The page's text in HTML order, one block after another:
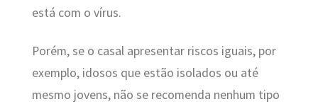
está com o vírus.
Porém, se o casal apresentar riscos iguais, por
exemplo, idosos que estão isolados ou até
mesmo jovens, não se recomenda nenhum tipo